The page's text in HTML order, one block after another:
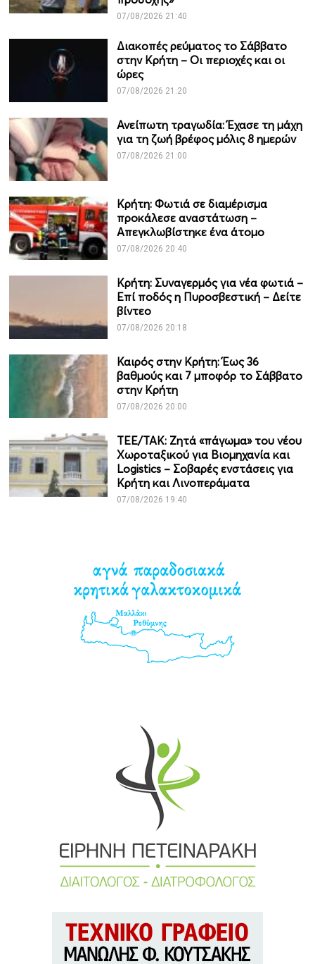
07/08/2026 21:40
Διακοπές ρεύματος το Σάββατο
στην Κρήτη – Οι περιοχές και οι
ώρες
07/08/2026 21:20
Ανείπωτη τραγωδία: Έχασε τη μάχη
για τη ζωή βρέφος μόλις 8 ημερών
07/08/2026 21:00
Κρήτη: Φωτιά σε διαμέρισμα
προκάλεσε αναστάτωση –
Απεγκλωβίστηκε ένα άτομο
07/08/2026 20:40
Κρήτη: Συναγερμός για νέα φωτιά –
Επί ποδός η Πυροσβεστική – Δείτε
βίντεο
07/08/2026 20:18
Καιρός στην Κρήτη: Έως 36
βαθμούς και 7 μποφόρ το Σάββατο
στην Κρήτη
07/08/2026 20:00
ΤΕΕ/ΤΑΚ: Ζητά «πάγωμα» του νέου
Χωροταξικού για Βιομηχανία και
Logistics – Σοβαρές ενστάσεις για
Κρήτη και Λινοπεράματα
07/08/2026 19:40